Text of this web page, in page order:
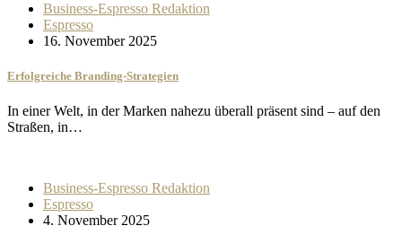
Business-Espresso Redaktion
Espresso
16. November 2025
Erfolgreiche Branding-Strategien
In einer Welt, in der Marken nahezu überall präsent sind – auf den
Straßen, in…
Business-Espresso Redaktion
Espresso
4. November 2025